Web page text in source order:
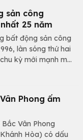
sản công
25 năm
bất động sản công
làn sóng thứ hai
kỳ mới mạnh mẽ
Phong ấm
Vân Phong
Hòa) có dấu